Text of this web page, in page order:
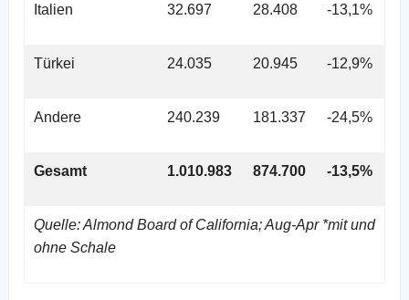
Italien 32.697 28.408 -13,1%
Türkei 24.035 20.945 -12,9%
Andere 240.239 181.337 -24,5%
Gesamt 1.010.983 874.700 -13,5%
Quelle: Almond Board of California; Aug-Apr *mit und
ohne Schale